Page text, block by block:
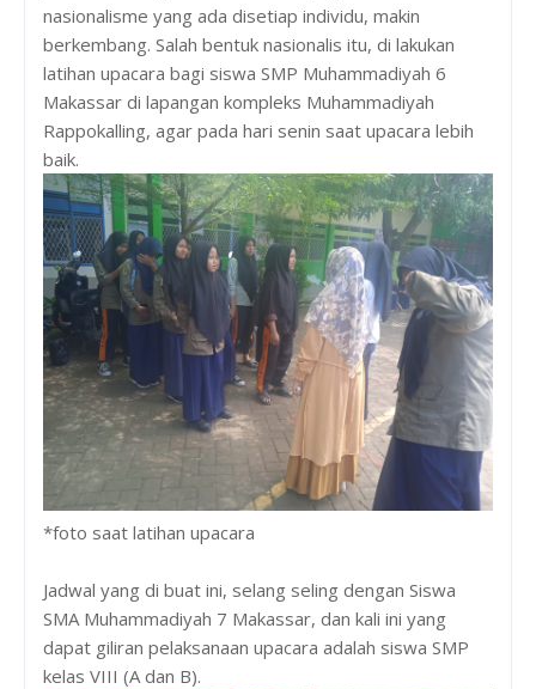
nasionalisme yang ada disetiap individu, makin
berkembang. Salah bentuk nasionalis itu, di lakukan
latihan upacara bagi siswa SMP Muhammadiyah 6
Makassar di lapangan kompleks Muhammadiyah
Rappokalling, agar pada hari senin saat upacara lebih
baik.
*foto saat latihan upacara
Jadwal yang di buat ini, selang seling dengan Siswa
SMA Muhammadiyah 7 Makassar, dan kali ini yang
dapat giliran pelaksanaan upacara adalah siswa SMP
kelas VIII (A dan B).